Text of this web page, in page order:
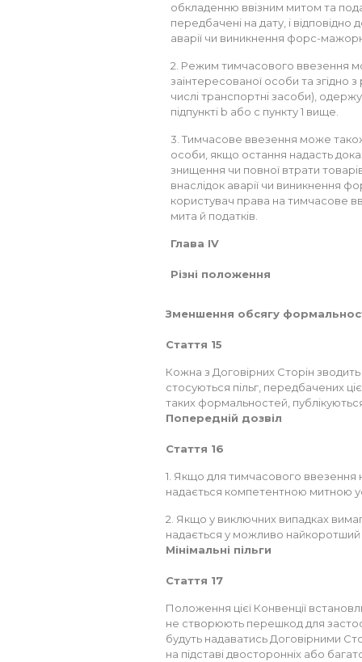
обкладенню ввізним митом та
передбачені на дату, і відповідно
аварії чи виникнення форс-
2. Режим тимчасового ввезення
заінтересованої особи та згідно
числі транспортні засоби),
підпункті b або c пункту 1 вище.
3. Тимчасове ввезення може
особи, якщо остання надасть
знищення чи повної втрати
внаслідок аварії чи виникнення
користувач права на тимчасове
мита й податків.
Глава IV
Різні положення
Зменшення обсягу
Стаття 15
Кожна з Договірних Сторін
стосуються пільг, передбачених
таких формальностей,
Попередній дозвіл
Стаття 16
1. Якщо для тимчасового ввезення
надається компетентною митною
2. Якщо у виключних випадках
надається у можливо найкоротший
Мінімальні пільги
Стаття 17
Положення цієї Конвенції
не створюють перешкод для
будуть надаватись Договірними
на підставі двосторонніх або